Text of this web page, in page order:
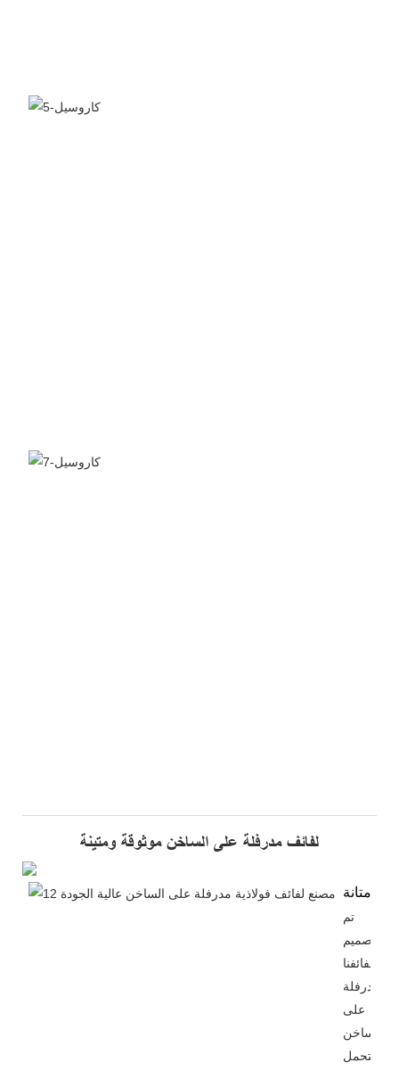
لفائف مدرفلة على الساخن موثوقة ومتينة
متانة
تم
تصميم
لفائفنا
المدرفلة
على
الساخن
لتحمل